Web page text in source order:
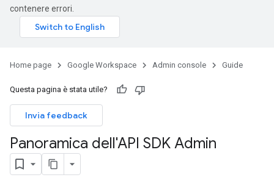
contenere errori.
Home page Google Workspace Admin console Guide
Questa pagina è stata utile?
Invia feedback
Panoramica dell'API SDK Admin